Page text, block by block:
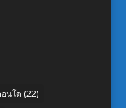
นโด (22)